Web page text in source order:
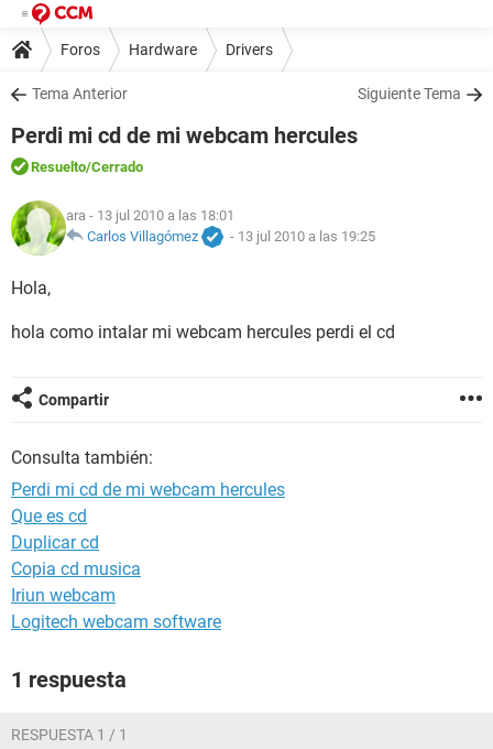
Foros Hardware Drivers
Tema Anterior Siguiente Tema
Perdi mi cd de mi webcam hercules
Resuelto/Cerrado
ara - 13 jul 2010 a las 18:01
Carlos Villagómez
- 13 jul 2010 a las 19:25
Hola,
hola como intalar mi webcam hercules perdi el cd
Compartir
Consulta también:
Perdi mi cd de mi webcam hercules
Que es cd
Duplicar cd
Copia cd musica
Iriun webcam
Logitech webcam software
1 respuesta
RESPUESTA 1 / 1